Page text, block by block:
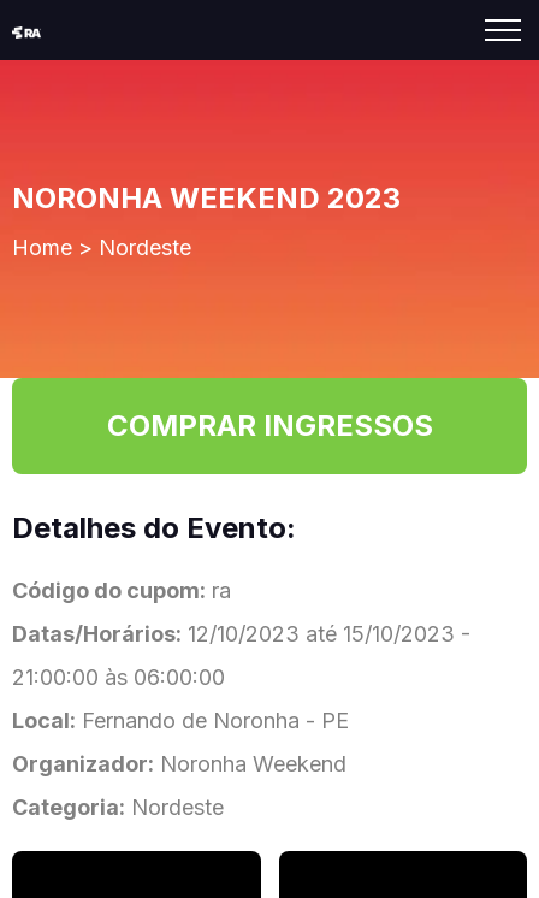
NORONHA WEEKEND 2023
Home > Nordeste
COMPRAR INGRESSOS
Detalhes do Evento:
Código do cupom: ra
Datas/Horários: 12/10/2023 até 15/10/2023 -
21:00:00 às 06:00:00
Local: Fernando de Noronha - PE
Organizador: Noronha Weekend
Categoria: Nordeste